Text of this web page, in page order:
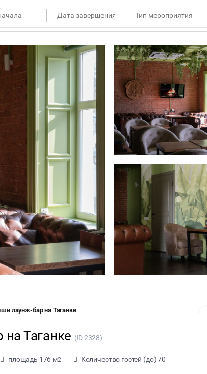
лаунж-бар на Таганке
Таганке (ID 2328)
площадь 176 м2 Количество гостей (до) 70